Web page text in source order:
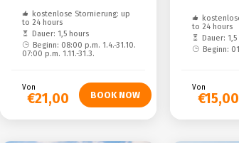
kostenlose Stornierung: up
to 24 hours
Dauer: 1,5 hours
Beginn: 08:00 p.m. 1.4.-31.10.
07:00 p.m. 1.11.-31.3.
Von
€21,00
to 24 hours
Dauer:
Beginn:
Von
€15,00